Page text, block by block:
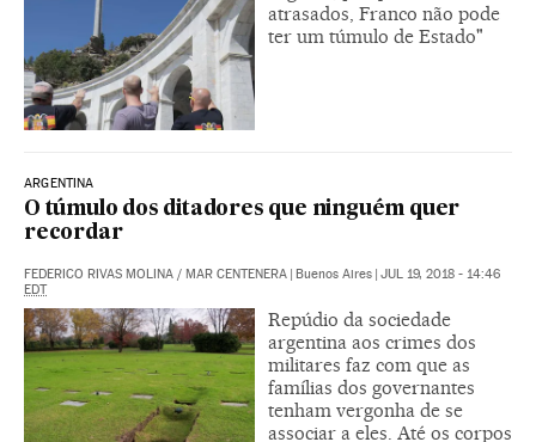
atrasados, Franco não pode
ter um túmulo de Estado"
ARGENTINA
O túmulo dos ditadores que ninguém quer
recordar
FEDERICO RIVAS MOLINA / MAR CENTENERA | Buenos Aires | JUL 19, 2018 - 14:46
EDT
Repúdio da sociedade
argentina aos crimes dos
militares faz com que as
famílias dos governantes
tenham vergonha de se
associar a eles. Até os corpos